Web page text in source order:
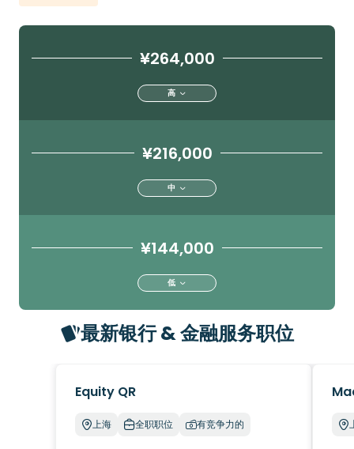
¥264,000
高
¥216,000
中
¥144,000
低
最新银行 & 金融服务职位
Equity QR
上海 全职职位 有竞争力的